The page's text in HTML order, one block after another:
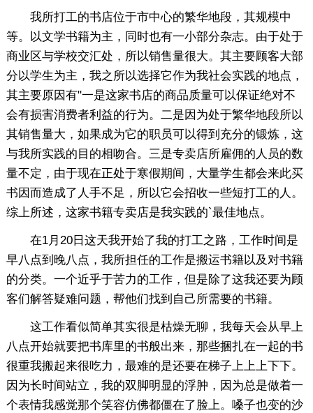
我所打工的书店位于市中心的繁华地段，其规模中
等。以文学书籍为主，同时也有一小部分杂志。由于处于
商业区与学校交汇处，所以销售量很大。其主要顾客大部
分以学生为主，我之所以选择它作为我社会实践的地点，
其主要原因有"一是这家书店的商品质量可以保证绝对不
会有损害消费者利益的行为。二是因为处于繁华地段所以
其销售量大，如果成为它的职员可以得到充分的锻炼，这
与我所实践的目的相吻合。三是专卖店所雇佣的人员的数
量不定，由于现在正处于寒假期间，大量学生都会来此买
书因而造成了人手不足，所以它会招收一些短打工的人。
综上所述，这家书籍专卖店是我实践的`最佳地点。
在1月20日这天我开始了我的打工之路，工作时间是
早八点到晚八点，我所担任的工作是搬运书籍以及对书籍
的分类。一个近乎于苦力的工作，但是除了这我还要为顾
客们解答疑难问题，帮他们找到自己所需要的书籍。
这工作看似简单其实很是枯燥无聊，我每天会从早上
八点开始就要把书库里的书般出来，那些捆扎在一起的书
很重我搬起来很吃力，最难的是还要在梯子上上上下下。
因为长时间站立，我的双脚明显的浮肿，因为总是做着一
个表情我感觉那个笑容仿佛都僵在了脸上。嗓子也变的沙